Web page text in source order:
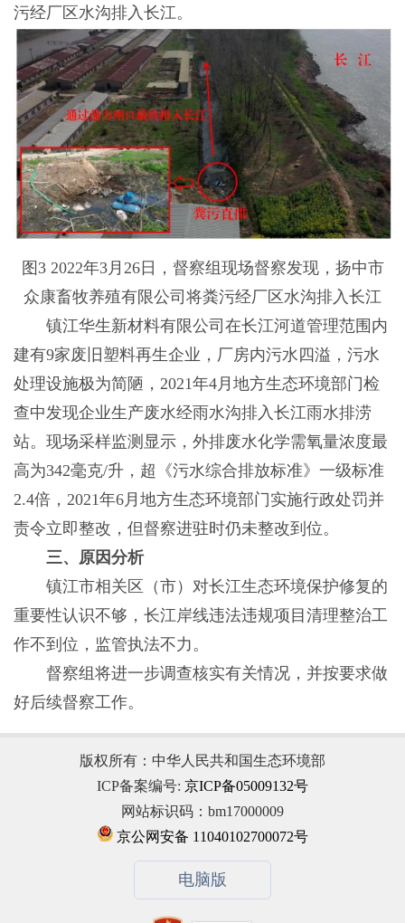
污经厂区水沟排入长江。
图3 2022年3月26日，督察组现场督察发现，扬中市
众康畜牧养殖有限公司将粪污经厂区水沟排入长江
镇江华生新材料有限公司在长江河道管理范围内
建有9家废旧塑料再生企业，厂房内污水四溢，污水
处理设施极为简陋，2021年4月地方生态环境部门检
查中发现企业生产废水经雨水沟排入长江雨水排涝
站。现场采样监测显示，外排废水化学需氧量浓度最
高为342毫克/升，超《污水综合排放标准》一级标准
2.4倍，2021年6月地方生态环境部门实施行政处罚并
责令立即整改，但督察进驻时仍未整改到位。
三、原因分析
镇江市相关区（市）对长江生态环境保护修复的
重要性认识不够，长江岸线违法违规项目清理整治工
作不到位，监管执法不力。
督察组将进一步调查核实有关情况，并按要求做
好后续督察工作。
版权所有：中华人民共和国生态环境部
ICP备案编号: 京ICP备05009132号
网站标识码：bm17000009
京公网安备 11040102700072号
电脑版